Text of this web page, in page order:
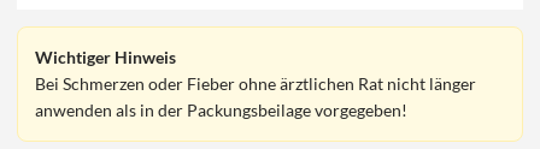
Wichtiger Hinweis
Bei Schmerzen oder Fieber ohne ärztlichen Rat nicht länger
anwenden als in der Packungsbeilage vorgegeben!